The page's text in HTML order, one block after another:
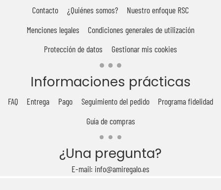
Contacto ¿Quiénes somos?
Nuestro enfoque RSC
Menciones legales
Condiciones generales de utilización
Protección de datos
Gestionar mis cookies
Informaciones prácticas
FAQ Entrega Pago Seguimiento del pedido
Programa fidelidad
Guía de compras
¿Una pregunta?
E-mail: info@amiregalo.es